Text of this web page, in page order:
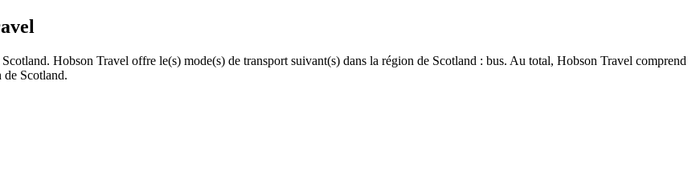
Hobson Travel offre le(s) mode(s) de transport suivant(s) dans la région de Scotland : bus. Au total, Hobson Travel comprend
de Scotland.